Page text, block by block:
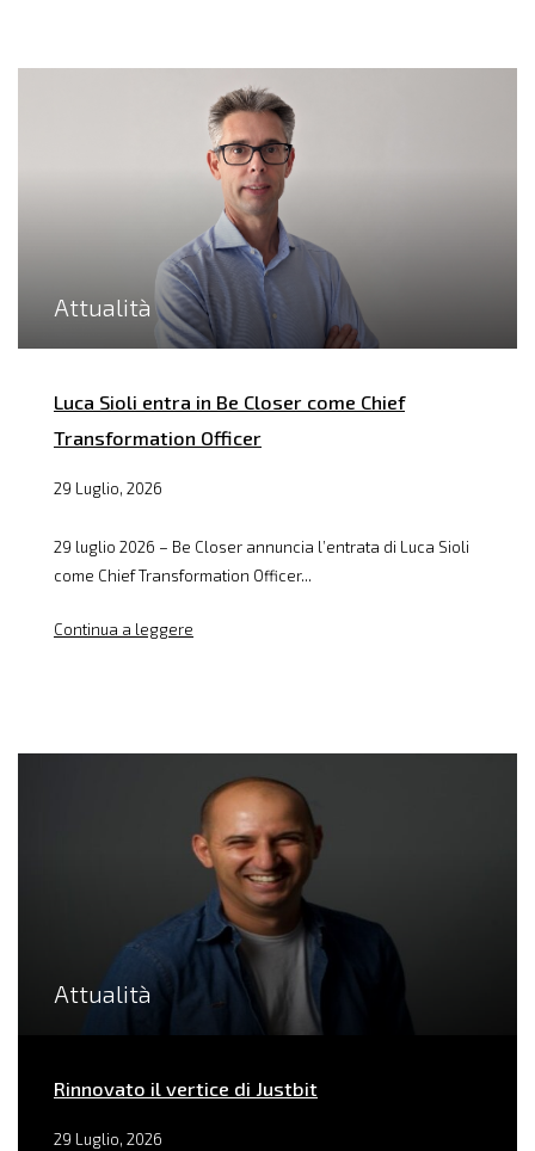
Attualità
Luca Sioli entra in Be Closer come Chief
Transformation Officer
29 Luglio, 2026
29 luglio 2026 – Be Closer annuncia l’entrata di Luca Sioli
come Chief Transformation Officer...
Continua a leggere
Attualità
Rinnovato il vertice di Justbit
29 Luglio, 2026